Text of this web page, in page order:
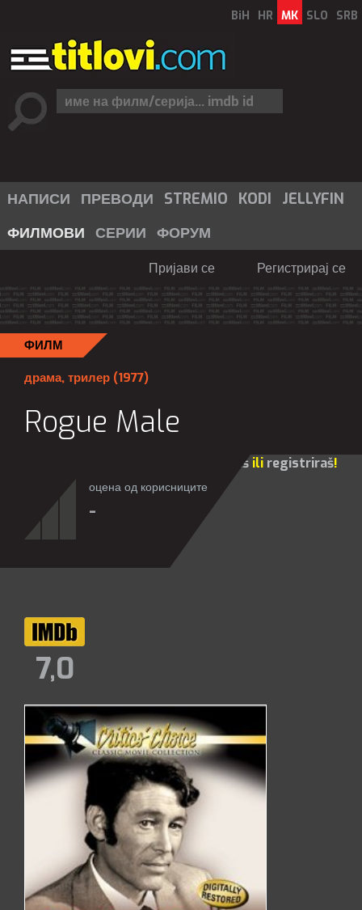
BiH HR MK SLO SRB
НАПИСИ ПРЕВОДИ STREMIO KODI
JELLYFIN
ФИЛМОВИ СЕРИИ ФОРУМ
Пријави се Регистрирај се
ФИЛМ
драма, трилер (1977)
Rogue Male
prijaviš ili registriraš!
оцена од корисниците
-
7,0